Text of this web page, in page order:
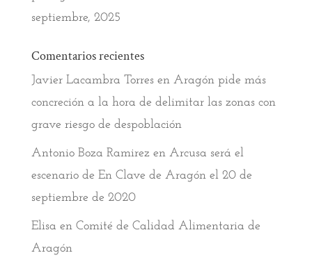
septiembre, 2025
Comentarios recientes
Javier Lacambra Torresen Aragón pide más
concreción a la hora de delimitar las zonas con
grave riesgo de despoblación
Antonio Boza Ramirez en Arcusa será el
escenario de En Clave de Aragón el 20 de
septiembre de 2020
Elisa en Comité de Calidad Alimentaria de
Aragón